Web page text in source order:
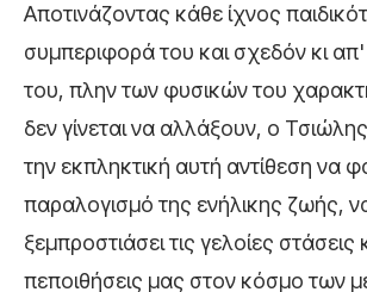
Αποτινάζοντας κάθε ίχνος
συμπεριφορά του και σχεδόν κι
του, πλην των φυσικών του
δεν γίνεται να αλλάξουν, ο
την εκπληκτική αυτή αντίθεση να
παραλογισμό της ενήλικης ζωής,
ξεμπροστιάσει τις γελοίες στάσεις
πεποιθήσεις μας στον κόσμο των